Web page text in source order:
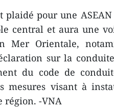
pour une
central et aura une
Mer Orientale,
sur la
du code de
mesures visant à
région. -VNA